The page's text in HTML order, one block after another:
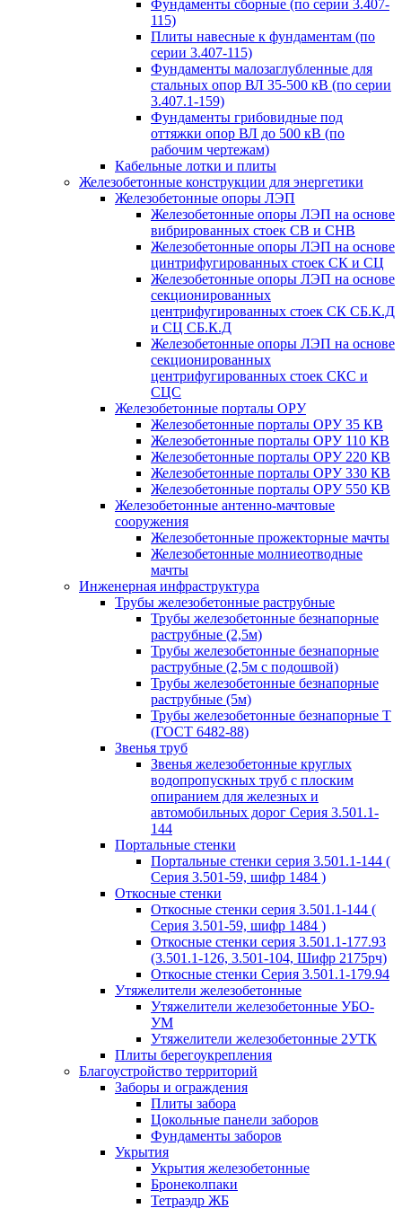
Фундаменты сборные (по серии 3.407-
115)
Плиты навесные к фундаментам (по
серии 3.407-115)
Фундаменты малозаглубленные для
стальных опор ВЛ 35-500 кВ (по серии
3.407.1-159)
Фундаменты грибовидные под
оттяжки опор ВЛ до 500 кВ (по
рабочим чертежам)
Кабельные лотки и плиты
Железобетонные конструкции для энергетики
Железобетонные опоры ЛЭП
Железобетонные опоры ЛЭП на основе
вибрированных стоек СВ и СНВ
Железобетонные опоры ЛЭП на основе
цинтрифугированных стоек СК и СЦ
Железобетонные опоры ЛЭП на основе
секционированных
центрифугированных стоек СК СБ.К.Д
и СЦ СБ.К.Д
Железобетонные опоры ЛЭП на основе
секционированных
центрифугированных стоек СКС и
СЦС
Железобетонные порталы ОРУ
Железобетонные порталы ОРУ 35 КВ
Железобетонные порталы ОРУ 110 КВ
Железобетонные порталы ОРУ 220 КВ
Железобетонные порталы ОРУ 330 КВ
Железобетонные порталы ОРУ 550 КВ
Железобетонные антенно-мачтовые
сооружения
Железобетонные прожекторные мачты
Железобетонные молниеотводные
мачты
Инженерная инфраструктура
Трубы железобетонные раструбные
Трубы железобетонные безнапорные
раструбные (2,5м)
Трубы железобетонные безнапорные
раструбные (2,5м с подошвой)
Трубы железобетонные безнапорные
раструбные (5м)
Трубы железобетонные безнапорные Т
(ГОСТ 6482-88)
Звенья труб
Звенья железобетонные круглых
водопропускных труб с плоским
опиранием для железных и
автомобильных дорог Серия 3.501.1-
144
Портальные стенки
Портальные стенки серия 3.501.1-144 (
Серия 3.501-59, шифр 1484 )
Откосные стенки
Откосные стенки серия 3.501.1-144 (
Серия 3.501-59, шифр 1484 )
Откосные стенки серия 3.501.1-177.93
(3.501.1-126, 3.501-104, Шифр 2175рч)
Откосные стенки Серия 3.501.1-179.94
Утяжелители железобетонные
Утяжелители железобетонные УБО-
УМ
Утяжелители железобетонные 2УТК
Плиты берегоукрепления
Благоустройство территорий
Заборы и ограждения
Плиты забора
Цокольные панели заборов
Фундаменты заборов
Укрытия
Укрытия железобетонные
Бронеколпаки
Тетраэдр ЖБ